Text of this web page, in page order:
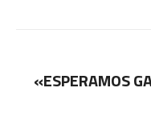
entre
«ESPERAMOS